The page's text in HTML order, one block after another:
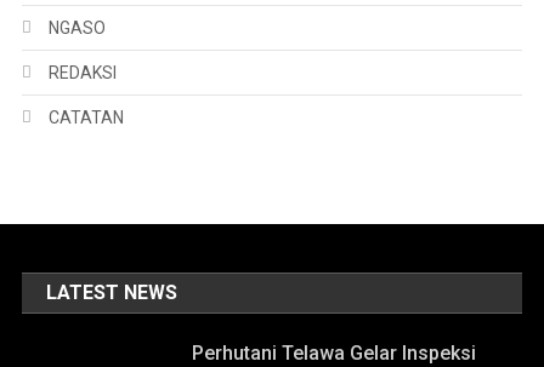
NGASO
REDAKSI
CATATAN
LATEST NEWS
Perhutani Telawa Gelar Inspeksi